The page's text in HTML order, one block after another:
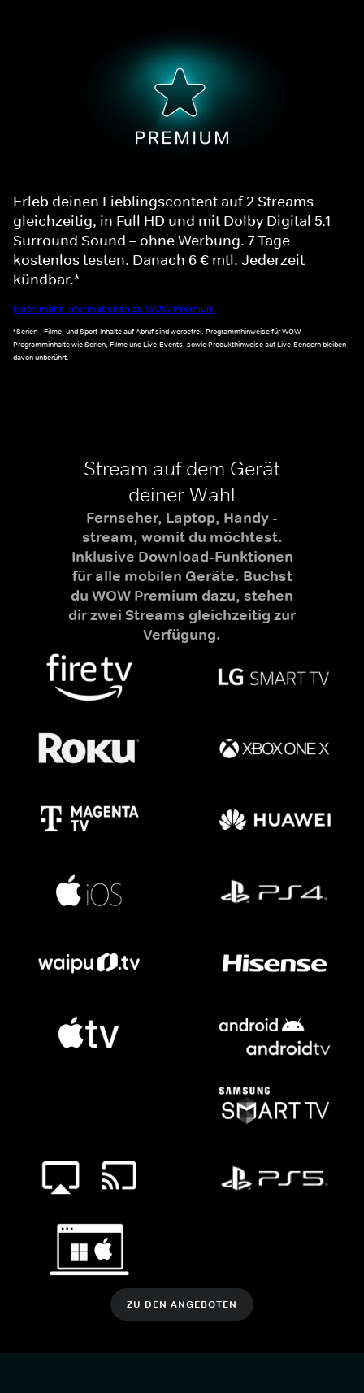
Erleb deinen Lieblingscontent auf 2 Streams
gleichzeitig, in Full HD und mit Dolby Digital 5.1
Surround Sound – ohne Werbung. 7 Tage
kostenlos testen. Danach 6 € mtl. Jederzeit
kündbar.*
Noch mehr Informationen zu WOW Premium
*Serien-, Filme- und Sport-Inhalte auf Abruf sind werbefrei. Programmhinweise für WOW
Programminhalte wie Serien, Filme und Live-Events, sowie Produkthinweise auf Live-Sendern bleiben
davon unberührt.
Stream auf dem Gerät
deiner Wahl
Fernseher, Laptop, Handy -
stream, womit du möchtest.
Inklusive Download-Funktionen
für alle mobilen Geräte. Buchst
du WOW Premium dazu, stehen
dir zwei Streams gleichzeitig zur
Verfügung.
ZU DEN ANGEBOTEN